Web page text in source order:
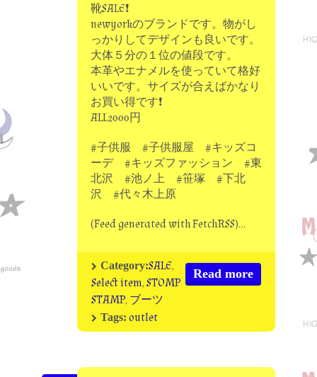
靴SALE❗
newyorkのブランドです。物がし
っかりしてデザインも良いです。
大体５分の１位の値段です。
本革やエナメルを使っていて格好
いいです。サイズが合えばかなり
お買い得です❗
ALL2000円
#子供服 #子供服屋 #キッズコ
ーデ #キッズファッション #東
北沢 #池ノ上 #笹塚 #下北
沢 #代々木上原
(Feed generated with FetchRSS)…
Read more
Category:SALE,
Select item,STOMP
STAMP, ブーツ
Tags: outlet